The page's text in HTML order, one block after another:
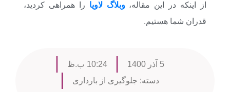
از اینکه در این مقاله،وبلاگ لاویا را همراهی کردید،
قدران شما هستیم.
5 آذر 1400
10:24 ب.ظ
دسته: جلوگیری از بارداری